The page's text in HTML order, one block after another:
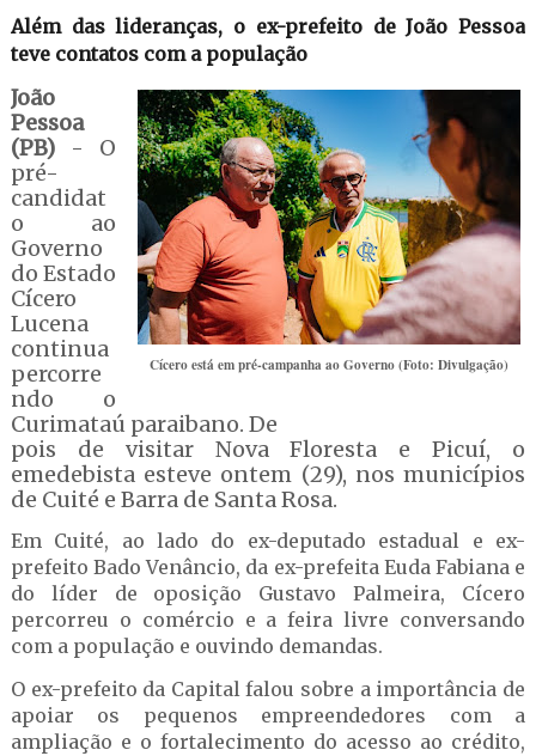
Além das lideranças, o ex-prefeito de João Pessoa
teve contatos com a população
Cícero está em pré-campanha ao Governo (Foto: Divulgação)
João
Pessoa
(PB)- O
pré-
candidat
o ao
Governo
do Estado
Cícero
Lucena
continua
percorre
ndo o
Curimataú paraibano. De
pois de visitar Nova Floresta e Picuí, o
emedebista esteve ontem (29), nos municípios
de Cuité e Barra de Santa Rosa.
Em Cuité, ao lado do ex-deputado estadual e ex-
prefeito Bado Venâncio, da ex-prefeita Euda Fabiana e
do líder de oposição Gustavo Palmeira, Cícero
percorreu o comércio e a feira livre conversando
com a população e ouvindo demandas.
O ex-prefeito da Capital falou sobre a importância de
apoiar os pequenos empreendedores com a
ampliação e o fortalecimento do acesso ao crédito,